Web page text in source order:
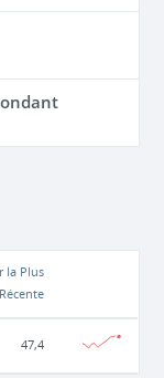
la Plus
Récente
47,4